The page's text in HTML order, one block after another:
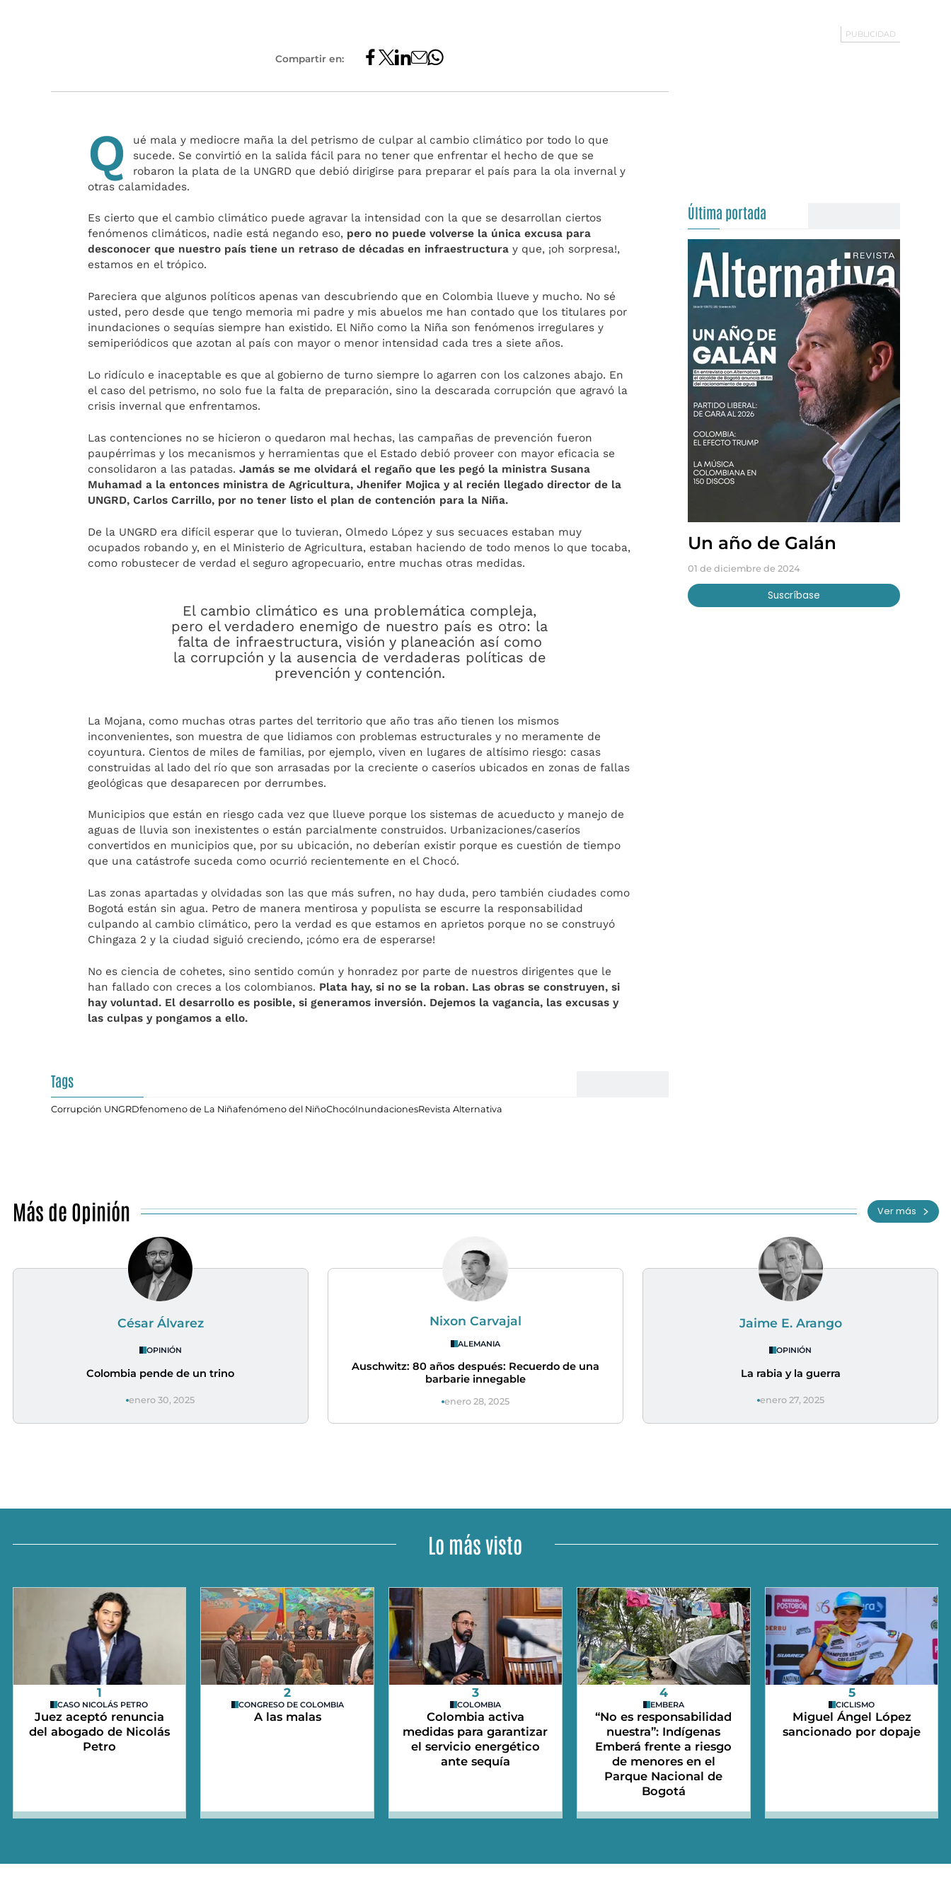
Compartir en:
Q
ué mala y mediocre maña la del petrismo de culpar al cambio climático por todo lo que
sucede. Se convirtió en la salida fácil para no tener que enfrentar el hecho de que se
robaron la plata de la UNGRD que debió dirigirse para preparar el país para la ola invernal y
otras calamidades.
Es cierto que el cambio climático puede agravar la intensidad con la que se desarrollan ciertos
fenómenos climáticos, nadie está negando eso, pero no puede volverse la única excusa para
desconocer que nuestro país tiene un retraso de décadas en infraestructura y que, ¡oh sorpresa!,
estamos en el trópico.
Pareciera que algunos políticos apenas van descubriendo que en Colombia llueve y mucho. No sé
usted, pero desde que tengo memoria mi padre y mis abuelos me han contado que los titulares por
inundaciones o sequías siempre han existido. El Niño como la Niña son fenómenos irregulares y
semiperiódicos que azotan al país con mayor o menor intensidad cada tres a siete años.
Lo ridículo e inaceptable es que al gobierno de turno siempre lo agarren con los calzones abajo. En
el caso del petrismo, no solo fue la falta de preparación, sino la descarada corrupción que agravó la
crisis invernal que enfrentamos.
Las contenciones no se hicieron o quedaron mal hechas, las campañas de prevención fueron
paupérrimas y los mecanismos y herramientas que el Estado debió proveer con mayor eficacia se
consolidaron a las patadas.Jamás se me olvidará el regaño que les pegó la ministra Susana
Muhamad a la entonces ministra de Agricultura, Jhenifer Mojica y al recién llegado director de la
UNGRD, Carlos Carrillo, por no tener listo el plan de contención para la Niña.
De la UNGRD era difícil esperar que lo tuvieran, Olmedo López y sus secuaces estaban muy
ocupados robando y, en el Ministerio de Agricultura, estaban haciendo de todo menos lo que tocaba,
como robustecer de verdad el seguro agropecuario, entre muchas otras medidas.
El cambio climático es una problemática compleja,
pero el verdadero enemigo de nuestro país es otro: la
falta de infraestructura, visión y planeación así como
la corrupción y la ausencia de verdaderas políticas de
prevención y contención.
La Mojana, como muchas otras partes del territorio que año tras año tienen los mismos
inconvenientes, son muestra de que lidiamos con problemas estructurales y no meramente de
coyuntura. Cientos de miles de familias, por ejemplo, viven en lugares de altísimo riesgo: casas
construidas al lado del río que son arrasadas por la creciente o caseríos ubicados en zonas de fallas
geológicas que desaparecen por derrumbes.
Municipios que están en riesgo cada vez que llueve porque los sistemas de acueducto y manejo de
aguas de lluvia son inexistentes o están parcialmente construidos. Urbanizaciones/caseríos
convertidos en municipios que, por su ubicación, no deberían existir porque es cuestión de tiempo
que una catástrofe suceda como ocurrió recientemente en el Chocó.
Las zonas apartadas y olvidadas son las que más sufren, no hay duda, pero también ciudades como
Bogotá están sin agua. Petro de manera mentirosa y populista se escurre la responsabilidad
culpando al cambio climático, pero la verdad es que estamos en aprietos porque no se construyó
Chingaza 2 y la ciudad siguió creciendo, ¡cómo era de esperarse!
No es ciencia de cohetes, sino sentido común y honradez por parte de nuestros dirigentes que le
han fallado con creces a los colombianos. Plata hay, si no se la roban. Las obras se construyen, si
hay voluntad. El desarrollo es posible, si generamos inversión. Dejemos la vagancia, las excusas y
las culpas y pongamos a ello.
Tags
Corrupción UNGRDfenomeno de La Niñafenómeno del NiñoChocóInundacionesRevista Alternativa
Última portada
Un año de Galán
01 de diciembre de 2024
Suscríbase
Más de Opinión Ver más
César Álvarez
OPINIÓN
Colombia pende de un trino
enero 30, 2025
Nixon Carvajal
ALEMANIA
Auschwitz: 80 años después: Recuerdo de una
barbarie innegable
enero 28, 2025
Jaime E. Arango
OPINIÓN
La rabia y la guerra
enero 27, 2025
Lo más visto
1
CASO NICOLÁS PETRO
Juez aceptó renuncia
del abogado de Nicolás
Petro
2
CONGRESO DE COLOMBIA
A las malas
3
COLOMBIA
Colombia activa
medidas para garantizar
el servicio energético
ante sequía
4
EMBERA
“No es responsabilidad
nuestra”: Indígenas
Emberá frente a riesgo
de menores en el
Parque Nacional de
Bogotá
5
CICLISMO
Miguel Ángel López
sancionado por dopaje